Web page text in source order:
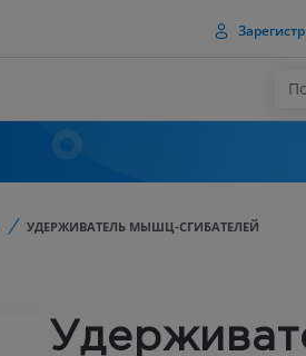
УДЕРЖИВАТЕЛЬ МЫШЦ-СГИБАТЕЛЕЙ